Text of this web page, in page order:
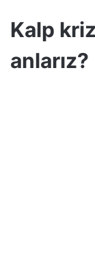
Kalp
anlarız?